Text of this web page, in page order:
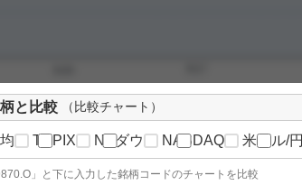
と比較 （比較チャート）
TOPIX NYダウ NASDAQ 米ドル/円
」と下に入力した銘柄コードのチャートを比較